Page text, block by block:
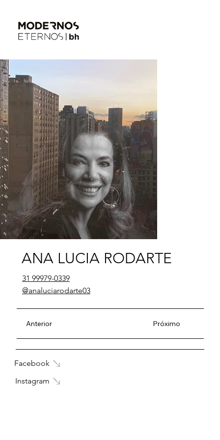
ANA LUCIA RODARTE
31 99979-0339
@analuciarodarte03
Anterior Próximo
Facebook
Instagram